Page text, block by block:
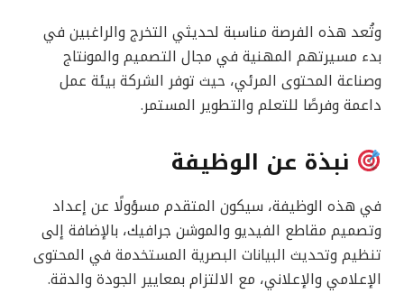
وتُعد هذه الفرصة مناسبة لحديثي التخرج والراغبين في
بدء مسيرتهم المهنية في مجال التصميم والمونتاج
وصناعة المحتوى المرئي، حيث توفر الشركة بيئة عمل
داعمة وفرصًا للتعلم والتطوير المستمر.
نبذة عن الوظيفة
في هذه الوظيفة، سيكون المتقدم مسؤولًا عن إعداد
وتصميم مقاطع الفيديو والموشن جرافيك، بالإضافة إلى
تنظيم وتحديث البيانات البصرية المستخدمة في المحتوى
الإعلامي والإعلاني، مع الالتزام بمعايير الجودة والدقة.